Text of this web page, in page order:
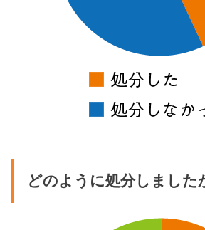
どのように処分しました